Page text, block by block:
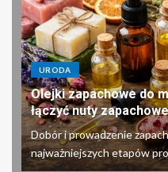
URODA
Olejki zapachowe do
łączyć nuty
Dobór i prowadzenie
najważniejszych etapów